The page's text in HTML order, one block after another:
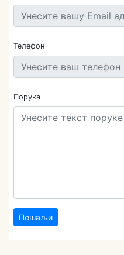
Телефон
Порука
Пошаљи